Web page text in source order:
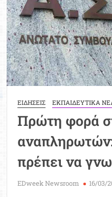
ΕΙΔΗΣΕΙΣ ΕΚΠΑΙΔΕΥΤΙΚΑ
Πρώτη φορά
πρέπει να
EDweek Newsroom 16/03/